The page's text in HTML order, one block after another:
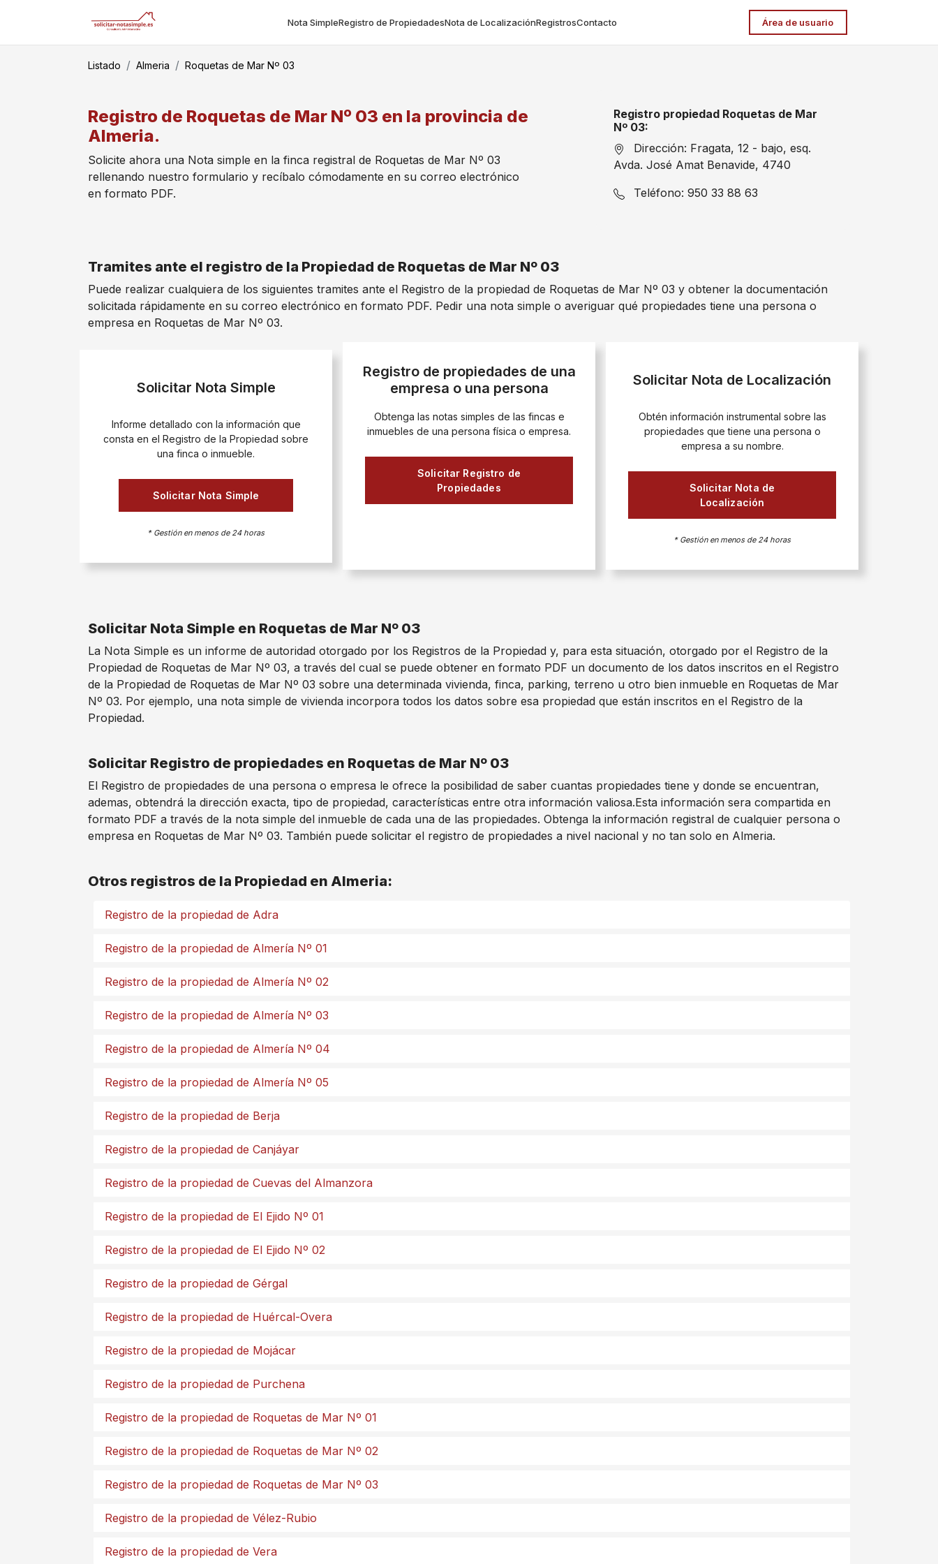
Nota SimpleRegistro de PropiedadesNota de LocalizaciónRegistrosContacto Área de usuario
Listado Almeria Roquetas de Mar Nº 03
Registro de Roquetas de Mar Nº 03 en la provincia de
Almeria.
Solicite ahora una Nota simple en la finca registral de Roquetas de Mar Nº 03
rellenando nuestro formulario y recíbalo cómodamente en su correo electrónico
en formato PDF.
Registro propiedad Roquetas de Mar
Nº 03:
Dirección: Fragata, 12 - bajo, esq.
Avda. José Amat Benavide, 4740
Teléfono: 950 33 88 63
Tramites ante el registro de la Propiedad de Roquetas de Mar Nº 03
Puede realizar cualquiera de los siguientes tramites ante el Registro de la propiedad de Roquetas de Mar Nº 03 y obtener la documentación
solicitada rápidamente en su correo electrónico en formato PDF. Pedir una nota simple o averiguar qué propiedades tiene una persona o
empresa en Roquetas de Mar Nº 03.
Solicitar Nota Simple
Informe detallado con la información que
consta en el Registro de la Propiedad sobre
una finca o inmueble.
Solicitar Nota Simple
* Gestión en menos de 24 horas
Registro de propiedades de una
empresa o una persona
Obtenga las notas simples de las fincas e
inmuebles de una persona física o empresa.
Solicitar Registro de
Propiedades
Solicitar Nota de Localización
Obtén información instrumental sobre las
propiedades que tiene una persona o
empresa a su nombre.
Solicitar Nota de
Localización
* Gestión en menos de 24 horas
Solicitar Nota Simple en Roquetas de Mar Nº 03
La Nota Simple es un informe de autoridad otorgado por los Registros de la Propiedad y, para esta situación, otorgado por el Registro de la
Propiedad de Roquetas de Mar Nº 03, a través del cual se puede obtener en formato PDF un documento de los datos inscritos en el Registro
de la Propiedad de Roquetas de Mar Nº 03 sobre una determinada vivienda, finca, parking, terreno u otro bien inmueble en Roquetas de Mar
Nº 03. Por ejemplo, una nota simple de vivienda incorpora todos los datos sobre esa propiedad que están inscritos en el Registro de la
Propiedad.
Solicitar Registro de propiedades en Roquetas de Mar Nº 03
El Registro de propiedades de una persona o empresa le ofrece la posibilidad de saber cuantas propiedades tiene y donde se encuentran,
ademas, obtendrá la dirección exacta, tipo de propiedad, características entre otra información valiosa.Esta información sera compartida en
formato PDF a través de la nota simple del inmueble de cada una de las propiedades. Obtenga la información registral de cualquier persona o
empresa en Roquetas de Mar Nº 03. También puede solicitar el registro de propiedades a nivel nacional y no tan solo en Almeria.
Otros registros de la Propiedad en Almeria:
Registro de la propiedad de Adra
Registro de la propiedad de Almería Nº 01
Registro de la propiedad de Almería Nº 02
Registro de la propiedad de Almería Nº 03
Registro de la propiedad de Almería Nº 04
Registro de la propiedad de Almería Nº 05
Registro de la propiedad de Berja
Registro de la propiedad de Canjáyar
Registro de la propiedad de Cuevas del Almanzora
Registro de la propiedad de El Ejido Nº 01
Registro de la propiedad de El Ejido Nº 02
Registro de la propiedad de Gérgal
Registro de la propiedad de Huércal-Overa
Registro de la propiedad de Mojácar
Registro de la propiedad de Purchena
Registro de la propiedad de Roquetas de Mar Nº 01
Registro de la propiedad de Roquetas de Mar Nº 02
Registro de la propiedad de Roquetas de Mar Nº 03
Registro de la propiedad de Vélez-Rubio
Registro de la propiedad de Vera